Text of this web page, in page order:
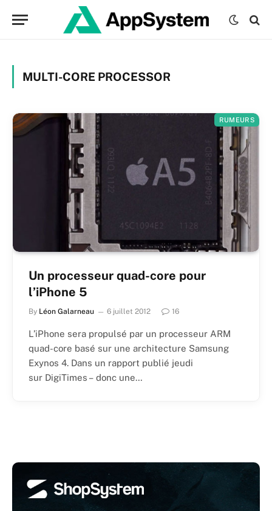
MULTI-CORE PROCESSOR
RUMEURS
Un processeur quad-core pour
l’iPhone 5
By Léon Galarneau 6 juillet 2012 16
L’iPhone sera propulsé par un processeur ARM
quad-core basé sur une architecture Samsung
Exynos 4. Dans un rapport publié jeudi
sur DigiTimes – donc une…